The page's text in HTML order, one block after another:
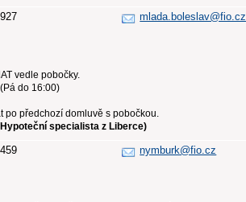
mlada.boleslav@fio.cz
vedle pobočky.
do 16:00)
po předchozí domluvě s pobočkou.
specialista z Liberce)
nymburk@fio.cz